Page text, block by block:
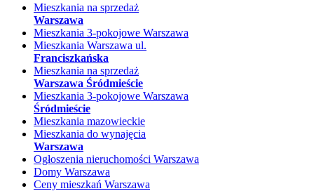
Mieszkania na sprzedaż
Warszawa
Mieszkania 3-pokojowe Warszawa
Mieszkania Warszawa ul.
Franciszkańska
Mieszkania na sprzedaż
Warszawa Śródmieście
Mieszkania 3-pokojowe Warszawa
Śródmieście
Mieszkania mazowieckie
Mieszkania do wynajęcia
Warszawa
Ogłoszenia nieruchomości Warszawa
Domy Warszawa
Ceny mieszkań Warszawa